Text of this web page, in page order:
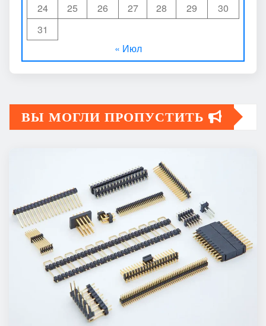
24
25 26 27 28 29
30
31
« Июл
ВЫ МОГЛИ ПРОПУСТИТЬ